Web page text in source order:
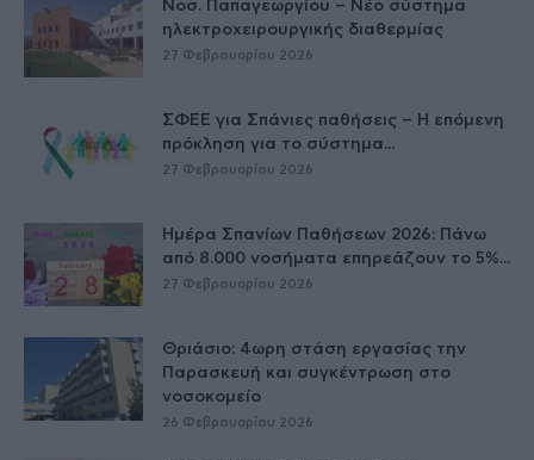
Νοσ. Παπαγεωργίου – Νέο σύστημα
ηλεκτροχειρουργικής διαθερμίας
27 Φεβρουαρίου 2026
ΣΦΕΕ για Σπάνιες παθήσεις – Η επόμενη
πρόκληση για το σύστημα...
27 Φεβρουαρίου 2026
Ημέρα Σπανίων Παθήσεων 2026: Πάνω
από 8.000 νοσήματα επηρεάζουν το 5%...
27 Φεβρουαρίου 2026
Θριάσιο: 4ωρη στάση εργασίας την
Παρασκευή και συγκέντρωση στο
νοσοκομείο
26 Φεβρουαρίου 2026